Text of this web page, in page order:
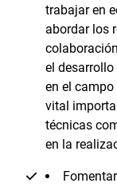
trabajar en
abordar los
el
en el campo
vital
técnicas
en la